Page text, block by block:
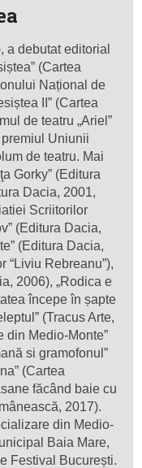
a debutat editorial
(Cartea
Național de
II” (Cartea
de teatru „Ariel”
Uniunii
de teatru. Mai
Gorky” (Editura
Dacia, 2001,
Scriitorilor
(Editura Dacia,
(Editura Dacia,
“Liviu Rebreanu”),
2006), „Rodica e
începe în șapte
(Tracus Arte,
din Medio-Monte”
si gramofonul”
(Cartea
făcând baie cu
2017).
din Medio-
Baia Mare,
Festival București.